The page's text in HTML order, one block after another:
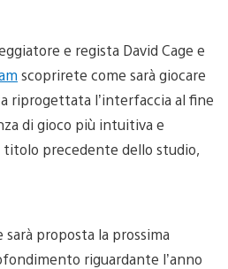
e regista David Cage e
scoprirete come sarà giocare
riprogettata l’interfaccia al fine
di gioco più intuitiva e
precedente dello studio,
proposta la prossima
riguardante l’anno